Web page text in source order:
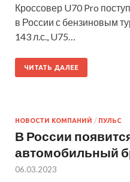
Кроссовер U70 Pro
в России с бензиновым
143 л.с., U75…
ЧИТАТЬ ДАЛЕЕ
НОВОСТИ КОМПАНИЙ / ПУЛЬС
В России
автомобильный
06.03.2023